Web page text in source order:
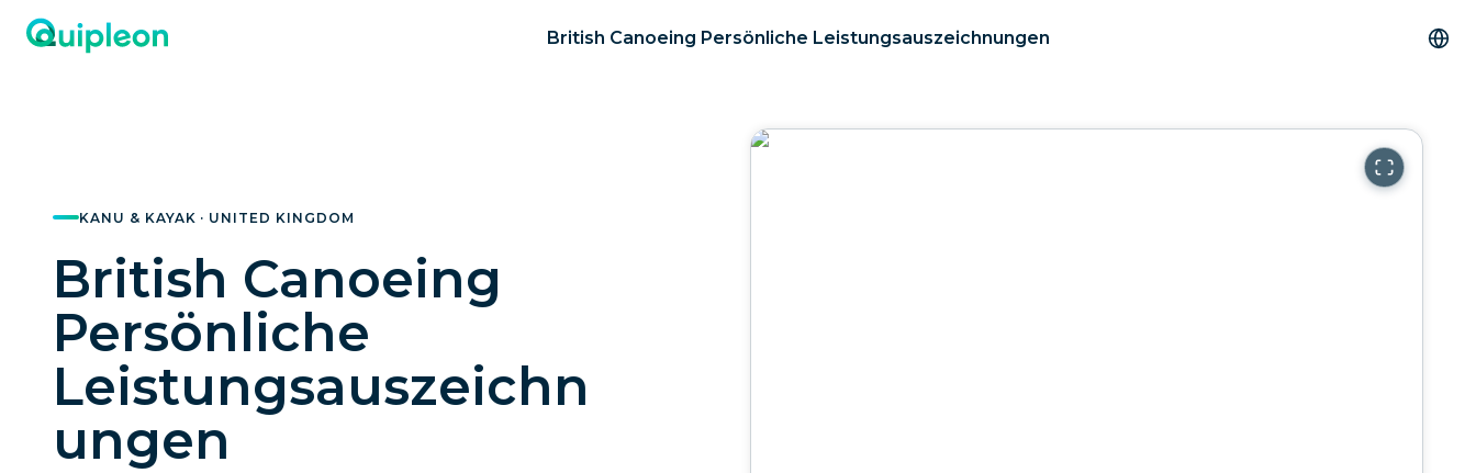
British Canoeing Persönliche Leistungsauszeichnungen
KANU & KAYAK · UNITED KINGDOM
British Canoeing
Persönliche
Leistungsauszeichn
ungen